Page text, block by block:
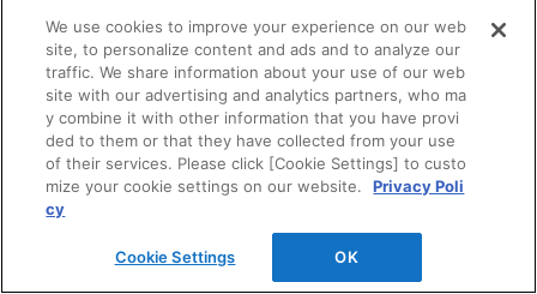
動画
シミュレーションツール
24時間換気システム〈エアスマート〉
簡易設計見積ソフト
R&Dセンター環境測定・分析サービス
We use cookies to improve your experience on our web
site, to personalize content and ads and to analyze our
traffic. We share information about your use of our web
site with our advertising and analytics partners, who ma
y combine it with other information that you have provi
ded to them or that they have collected from your use
of their services. Please click [Cookie Settings] to custo
mize your cookie settings on our website.
Privacy Poli
cy
Cookie Settings OK